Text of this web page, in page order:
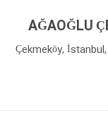
AĞAOĞLU
Çekmeköy,